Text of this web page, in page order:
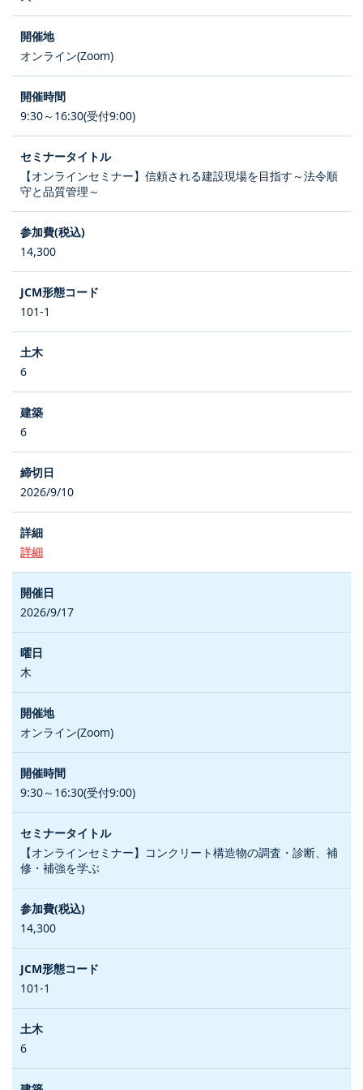
オンライン(Zoom)
9:30～16:30(受付9:00)
【オンラインセミナー】信頼される建設現場を目指す～法令順
守と品質管理～
14,300
101-1
6
6
2026/9/10
詳細
2026/9/17
木
オンライン(Zoom)
9:30～16:30(受付9:00)
【オンラインセミナー】コンクリート構造物の調査・診断、補
修・補強を学ぶ
14,300
101-1
6